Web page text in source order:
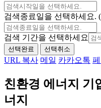
검색종료일을 선택하세요.
검색 기간을 선택하세요
선택완료 선택취소
URL 복사 메일 카카오톡
친환경 에너지 기
너지